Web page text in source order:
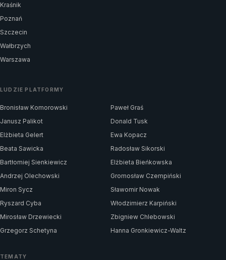
Kraśnik
Poznań
Szczecin
Wałbrzych
Warszawa
LUDZIE PLATFORMY
Bronisław Komorowski
Paweł Graś
Janusz Palikot
Donald Tusk
Elżbieta Gelert
Ewa Kopacz
Beata Sawicka
Radosław Sikorski
Bartłomiej Sienkiewicz
Elżbieta Bieńkowska
Andrzej Olechowski
Gromosław Czempiński
Miron Sycz
Sławomir Nowak
Ryszard Cyba
Włodzimierz Karpiński
Mirosław Drzewiecki
Zbigniew Chlebowski
Grzegorz Schetyna
Hanna Gronkiewicz-Waltz
TEMATY